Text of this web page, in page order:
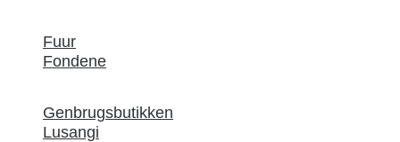
Fuur
Fondene
Genbrugsbutikken
Lusangi